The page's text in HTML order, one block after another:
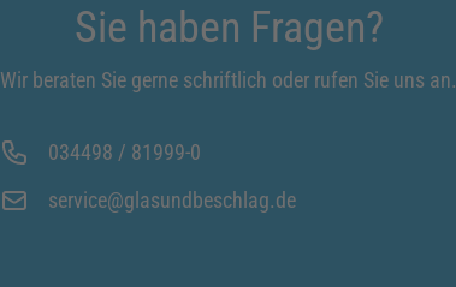
Sie haben Fragen?
Wir beraten Sie gerne schriftlich oder rufen Sie uns an.
034498 / 81999-0
service@glasundbeschlag.de